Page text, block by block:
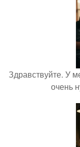
Здравствуйте. У
очень